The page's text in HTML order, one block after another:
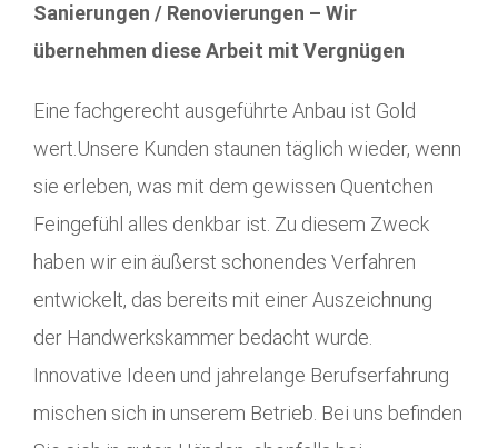
Sanierungen / Renovierungen – Wir
übernehmen diese Arbeit mit Vergnügen
Eine fachgerecht ausgeführte Anbau ist Gold
wert.Unsere Kunden staunen täglich wieder, wenn
sie erleben, was mit dem gewissen Quentchen
Feingefühl alles denkbar ist. Zu diesem Zweck
haben wir ein äußerst schonendes Verfahren
entwickelt, das bereits mit einer Auszeichnung
der Handwerkskammer bedacht wurde.
Innovative Ideen und jahrelange Berufserfahrung
mischen sich in unserem Betrieb. Bei uns befinden